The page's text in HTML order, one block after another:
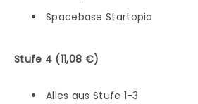
Spacebase Startopia
Stufe 4 (11,08 €)
Alles aus Stufe 1-3